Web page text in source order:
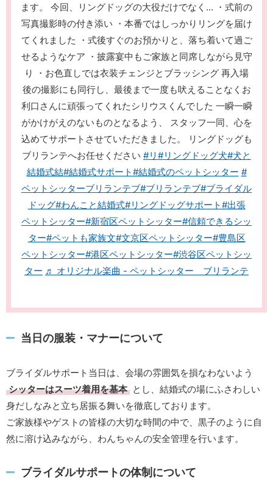
ます。 今回、リングドッグの大役だけでなく... ・式前の
写真撮影時の付き添い ・本番ではしっかりリングを届け
てくれました ・式後すぐのお預かりと、落ち着いて過ご
せるようなケア ・披露宴中もご家族と同席しながら見守
り ・お色直しでは衣装チェンジとブラッシング 再入場
後の撮影にも同行し、最後まで一度も吠えることなくお
利口さんに頑張ってくれたシリウスくんでした 一瞬一瞬
がかけがえのないものとなるよう、 スタッフ一同、心を
込めてサポートさせていただきました。 リングドッグも
ブリランテへお任せください #リ #リングドッグ犬#犬と
結婚式結#結婚式サポート#結婚式のペットシッター #
ペットシッターブリランテブ#ブリランテブ#ブライダル
ドッグ#わんこと結婚式#リングドッグサポート#出張
ペットシッター#新宿区ペットシッター#信頼できるシッ
ター#ペットも家族文#文京区ペットシッター#豊島区
ペットシッター#港区ペットシッター#渋谷区ペットシッ
ター ♬ オリジナル楽曲 - ペットシッター ブリランテ
当日の服装・マナーについて
ブライダルサポート当日は、会場の雰囲気を損なわないよう
シッターはスーツ着用を基本とし、結婚式の場にふさわしい
身だしなみと立ち居振る舞いを徹底しております。
ご家族様やゲストの皆様の大切な時間の中で、黒子のように自
然に溶け込みながら、わんちゃんの安全管理を行います。
ブライダルサポートの体制について